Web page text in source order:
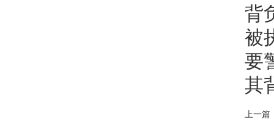
背
被
要
其
上一篇